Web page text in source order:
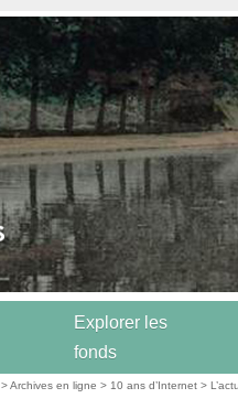
Explorer les
fonds
>Archives en ligne > 10 ans d’Internet >